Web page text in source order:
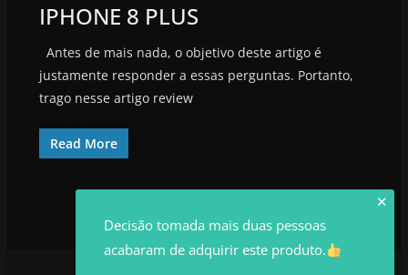
IPHONE 8 PLUS
Antes de mais nada, o objetivo deste artigo é
justamente responder a essas perguntas. Portanto,
trago nesse artigo review
Read More
✕
Decisão tomada mais duas pessoas
acabaram de adquirir este produto.